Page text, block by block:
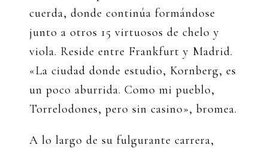
cuerda, donde continúa formándose
junto a otros 15 virtuosos de chelo y
viola. Reside entre Frankfurt y Madrid.
«La ciudad donde estudio, Kornberg, es
un poco aburrida. Como mi pueblo,
Torrelodones, pero sin casino», bromea.
A lo largo de su fulgurante carrera,